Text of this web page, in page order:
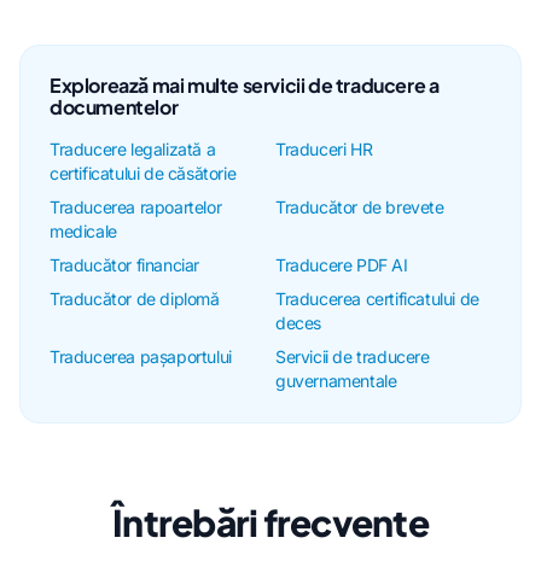
Explorează mai multe servicii de traducere a
documentelor
Traducere legalizată a
certificatului de căsătorie
Traduceri HR
Traducerea rapoartelor
medicale
Traducător de brevete
Traducător financiar
Traducere PDF AI
Traducător de diplomă
Traducerea certificatului de
deces
Traducerea pașaportului
Servicii de traducere
guvernamentale
Întrebări frecvente